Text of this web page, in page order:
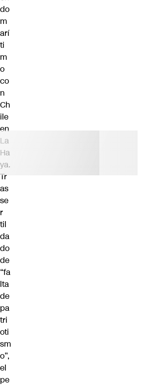
do
m
arí
ti
m
o
co
n
Ch
ile
en
La
Ha
ya.
Tr
as
se
r
til
da
do
de
“fa
lta
de
pa
tri
oti
sm
o”,
el
pe